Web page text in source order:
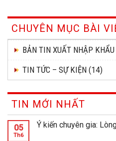
CHUYÊN MỤC BÀI
BẢN TIN XUẤT NHẬP KHẨU
TIN TỨC – SỰ KIỆN (14)
TIN MỚI NHẤT
05
Th6
Ý kiến chuyên gia: